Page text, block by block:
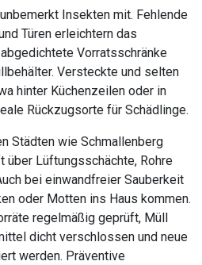
Insekten mit. Fehlende
Türen erleichtern das
Vorratsschränke
Versteckte und selten
hinter Küchenzeilen oder in
Rückzugsorte für Schädlinge.
Städten wie Schmallenberg
über Lüftungsschächte, Rohre
bei einwandfreier Sauberkeit
oder Motten ins Haus kommen.
regelmäßig geprüft, Müll
dicht verschlossen und neue
werden. Präventive